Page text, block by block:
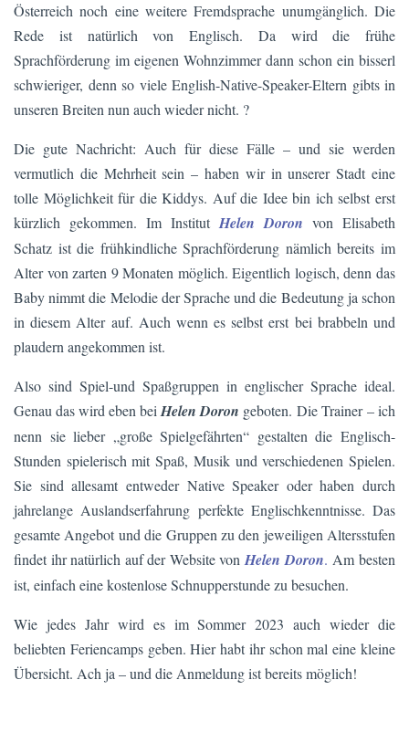
Österreich noch eine weitere Fremdsprache unumgänglich. Die
Rede ist natürlich von Englisch. Da wird die frühe
Sprachförderung im eigenen Wohnzimmer dann schon ein bisserl
schwieriger, denn so viele English-Native-Speaker-Eltern gibts in
unseren Breiten nun auch wieder nicht. ?
Die gute Nachricht: Auch für diese Fälle – und sie werden
vermutlich die Mehrheit sein – haben wir in unserer Stadt eine
tolle Möglichkeit für die Kiddys. Auf die Idee bin ich selbst erst
kürzlich gekommen. Im Institut Helen Doron von Elisabeth
Schatz ist die frühkindliche Sprachförderung nämlich bereits im
Alter von zarten 9 Monaten möglich. Eigentlich logisch, denn das
Baby nimmt die Melodie der Sprache und die Bedeutung ja schon
in diesem Alter auf. Auch wenn es selbst erst bei brabbeln und
plaudern angekommen ist.
Also sind Spiel-und Spaßgruppen in englischer Sprache ideal.
Genau das wird eben bei Helen Doron geboten. Die Trainer – ich
nenn sie lieber „große Spielgefährten“ gestalten die Englisch-
Stunden spielerisch mit Spaß, Musik und verschiedenen Spielen.
Sie sind allesamt entweder Native Speaker oder haben durch
jahrelange Auslandserfahrung perfekte Englischkenntnisse. Das
gesamte Angebot und die Gruppen zu den jeweiligen Altersstufen
findet ihr natürlich auf der Website von Helen Doron. Am besten
ist, einfach eine kostenlose Schnupperstunde zu besuchen.
Wie jedes Jahr wird es im Sommer 2023 auch wieder die
beliebten Feriencamps geben. Hier habt ihr schon mal eine kleine
Übersicht. Ach ja – und die Anmeldung ist bereits möglich!